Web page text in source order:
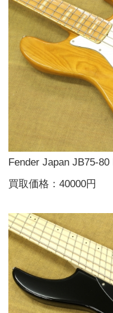
Fender Japan JB75-
買取価格：40000円